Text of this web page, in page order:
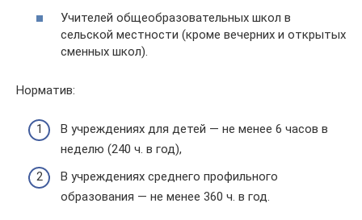
Учителей общеобразовательных школ в
сельской местности (кроме вечерних и открытых
сменных школ).
Норматив:
В учреждениях для детей — не менее 6 часов в
неделю (240 ч. в год),
В учреждениях среднего профильного
образования — не менее 360 ч. в год.